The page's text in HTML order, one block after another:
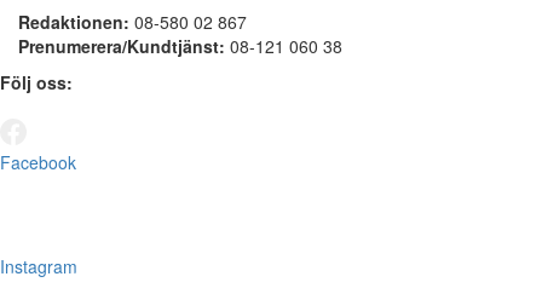
Redaktionen: 08-580 02 867
Prenumerera/Kundtjänst: 08-121 060 38
Följ oss:
Facebook
Instagram